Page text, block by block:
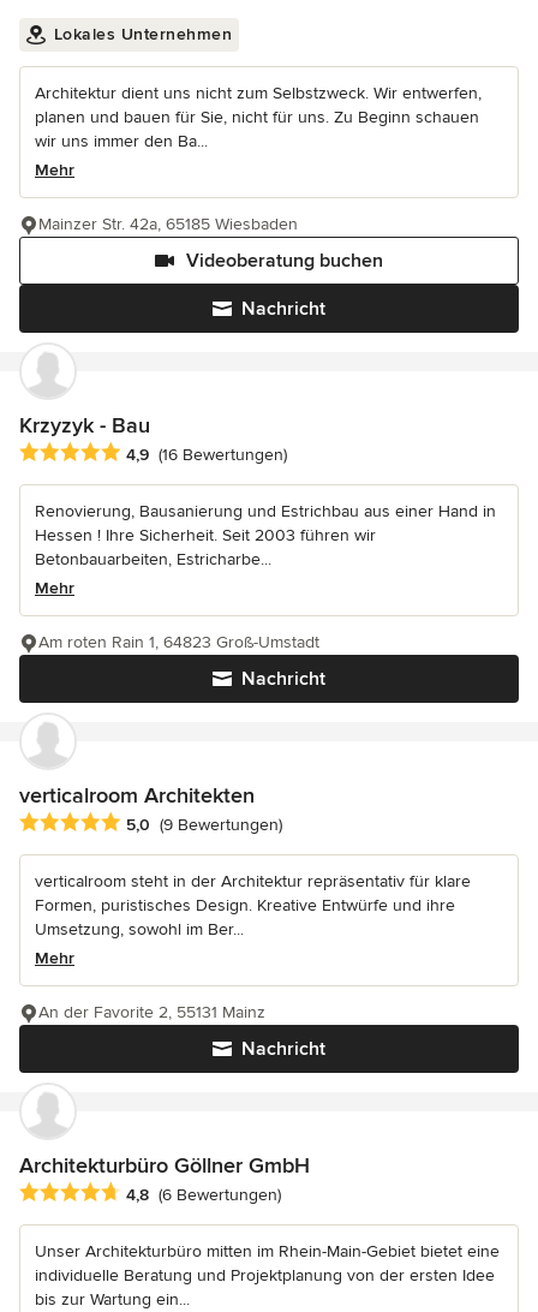
Lokales Unternehmen
Architektur dient uns nicht zum Selbstzweck. Wir entwerfen,
planen und bauen für Sie, nicht für uns. Zu Beginn schauen
wir uns immer den Ba...
Mehr
Nachricht
Videoberatung buchen
Mainzer Str. 42a, 65185 Wiesbaden
Krzyzyk - Bau
Durchschnittliche Bewertung: 4.9 von 5 Sternen
4,9 (16 Bewertungen)
Renovierung, Bausanierung und Estrichbau aus einer Hand in
Hessen ! Ihre Sicherheit. Seit 2003 führen wir
Betonbauarbeiten, Estricharbe...
Mehr
Nachricht
Am roten Rain 1, 64823 Groß-Umstadt
verticalroom Architekten
Durchschnittliche Bewertung: 5 von 5 Sternen
5,0 (9 Bewertungen)
verticalroom steht in der Architektur repräsentativ für klare
Formen, puristisches Design. Kreative Entwürfe und ihre
Umsetzung, sowohl im Ber...
Mehr
Nachricht
An der Favorite 2, 55131 Mainz
Architekturbüro Göllner GmbH
Durchschnittliche Bewertung: 4.8 von 5 Sternen
4,8 (6 Bewertungen)
Unser Architekturbüro mitten im Rhein-Main-Gebiet bietet eine
individuelle Beratung und Projektplanung von der ersten Idee
bis zur Wartung ein...